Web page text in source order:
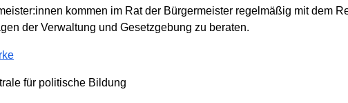
kommen im Rat der Bürgermeister regelmäßig mit dem
der Verwaltung und Gesetzgebung zu beraten.
für politische Bildung